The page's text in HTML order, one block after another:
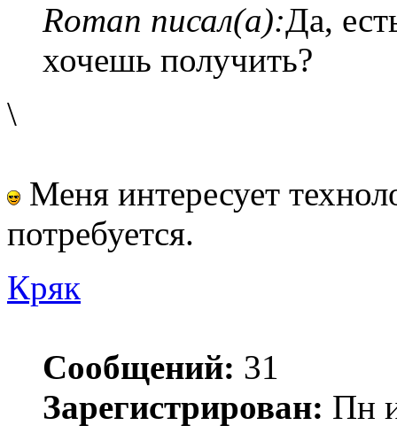
Roman писал(а):Да,
хочешь получить?
\
Меня интересует
потребуется.
Кряк
Сообщений: 31
Зарегистрирован: Пн